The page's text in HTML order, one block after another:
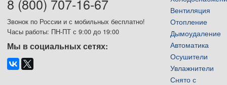
8 (800) 707-16-67
Звонок по России и с мобильных бесплатно!
Часы работы: ПН-ПТ с 9:00 до 19:00
Мы в социальных сетях:
Вентиляция
Отопление
Дымоудаление
Автоматика
Осушители
Увлажнители
Снято с